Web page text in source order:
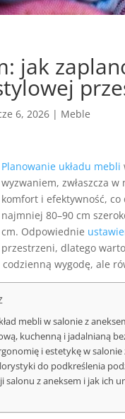
jak
6, 2026 | Meble
Planowanie układu mebli
wyzwaniem, zwłaszcza
komfort i efektywność,
najmniej 80–90 cm
cm. Odpowiednie
przestrzeni, dlatego
codzienną wygodę, ale
mebli w salonie z
kuchenną i jadalnianą
i estetykę w salonie
do podkreślenia
salonu z aneksem i jak ich